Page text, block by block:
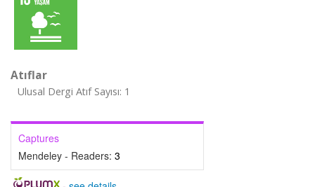
Atıflar
Ulusal Dergi Atıf Sayısı: 1
Captures
Mendeley - Readers: 3